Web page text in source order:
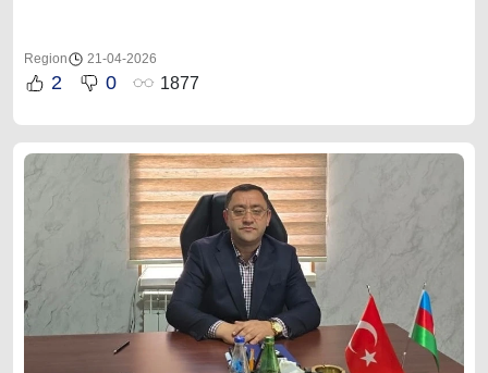
Region 21-04-2026
2 0 1877